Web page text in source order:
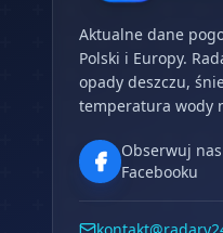
Aktualne dane
Polski i Europy.
opady deszczu,
temperatura wody
Obserwuj
Facebooku